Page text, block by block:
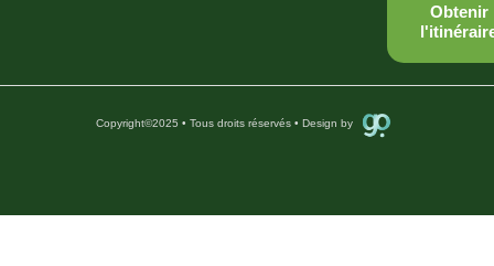
Obtenir
Copyright©2025 • Tous droits réservés • Design by